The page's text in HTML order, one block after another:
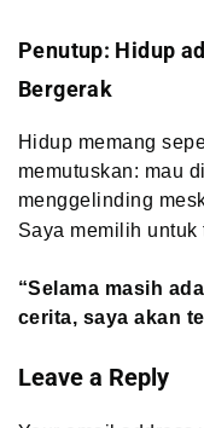
Penutup: Hidup
Bergerak
Hidup memang
memutuskan: mau
menggelinding
Saya memilih
“Selama masih
cerita, saya akan
Leave a Reply